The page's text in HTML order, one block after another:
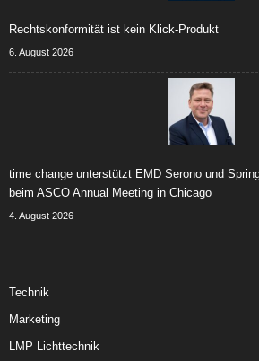
Rechtskonformität ist kein Klick-Produkt
6. August 2026
time change unterstützt EMD Serono und
beim ASCO Annual Meeting in Chicago
4. August 2026
Technik
Marketing
LMP Lichttechnik